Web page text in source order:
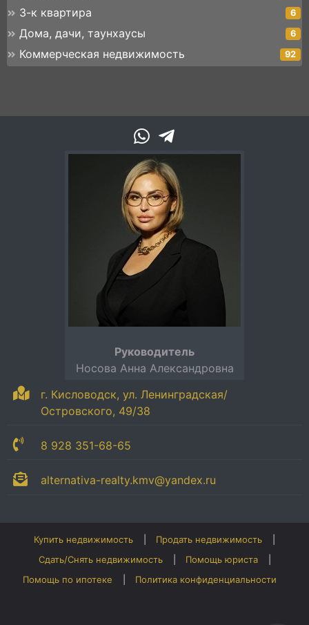
3-к квартира 6
Дома, дачи, таунхаусы 6
Коммерческая недвижимость 92
г. Кисловодск, ул. Ленинградская/
Островского, 49/38
8 928 351-68-65
alternativa-realty.kmv@yandex.ru
Руководитель
Носова Анна Александровна
Купить недвижимость
Продать недвижимость
Сдать/Снять недвижимость
Помощь юриста
Помощь по ипотеке
Политика конфиденциальности